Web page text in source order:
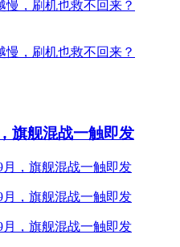
旗舰混战一触即发